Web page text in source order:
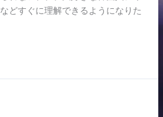
どすぐに理解できるようになりた